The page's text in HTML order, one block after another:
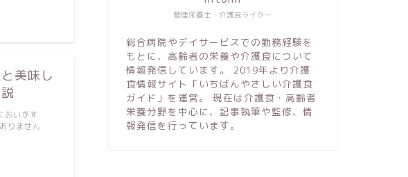
美味し
おいがす
りません
管理栄養士・介護食ライター
総合病院やデイサービスでの勤務経験を
もとに、高齢者の栄養や介護食について
情報発信しています。 2019年より介護
食情報サイト「いちばんやさしい介護食
ガイド」を運営。 現在は介護食・高齢者
栄養分野を中心に、記事執筆や監修、情
報発信を行っています。